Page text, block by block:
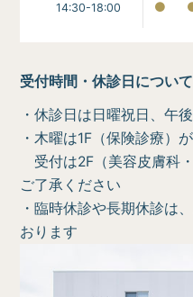
14:30-18:00
受付時間・休診日について
・休診日は日曜祝日、午
・木曜は1F（保険診療）
受付は2F（美容皮膚科
ご了承ください
・臨時休診や長期休診は
おります